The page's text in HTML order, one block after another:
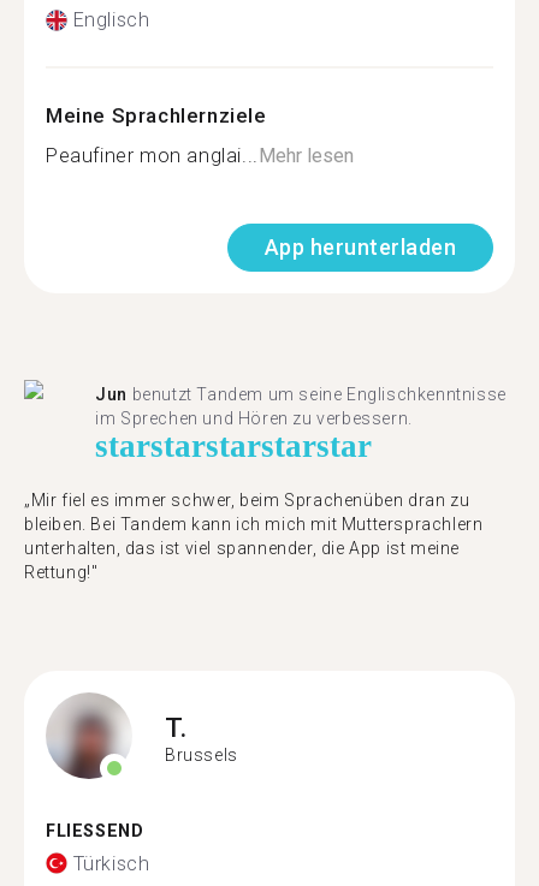
Englisch
Meine Sprachlernziele
Peaufiner mon anglai...Mehr lesen
App herunterladen
Jun benutzt Tandem um seine Englischkenntnisse
im Sprechen und Hören zu verbessern.
starstarstarstarstar
„Mir fiel es immer schwer, beim Sprachenüben dran zu
bleiben. Bei Tandem kann ich mich mit Muttersprachlern
unterhalten, das ist viel spannender, die App ist meine
Rettung!"
T.
Brussels
FLIESSEND
Türkisch